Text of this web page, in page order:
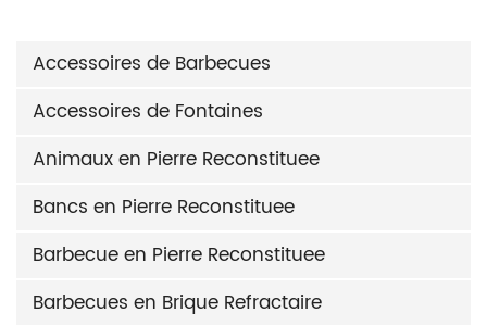
Accessoires de Barbecues
Accessoires de Fontaines
Animaux en Pierre Reconstituee
Bancs en Pierre Reconstituee
Barbecue en Pierre Reconstituee
Barbecues en Brique Refractaire